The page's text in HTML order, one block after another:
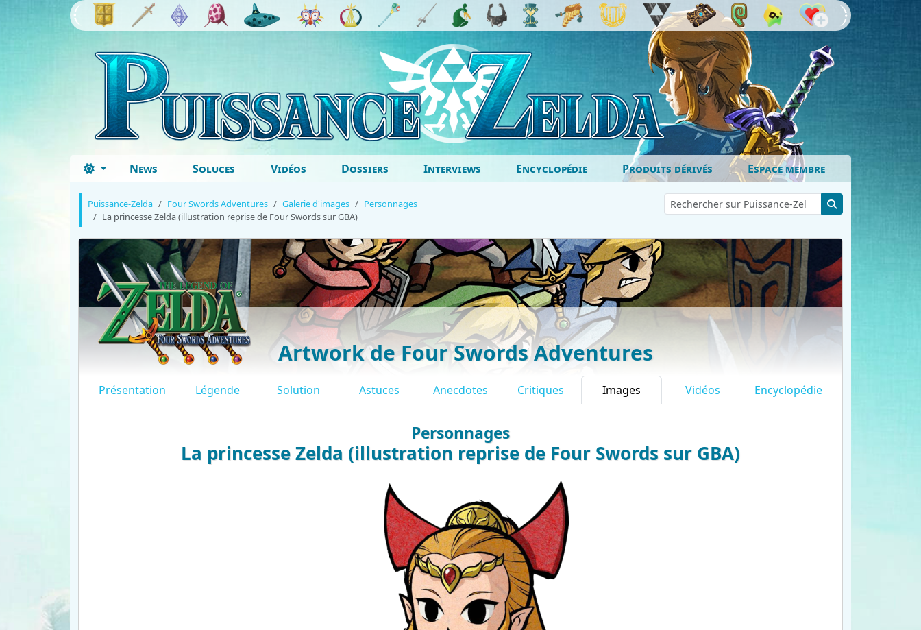
News Soluces Vidéos Dossiers Interviews Encyclopédie Produits dérivés Espace membre
Puissance-Zelda Four Swords Adventures Galerie d'images
Personnages
La princesse Zelda (illustration reprise de Four Swords sur GBA)
Artwork de Four Swords Adventures
Présentation Légende Solution Astuces Anecdotes Critiques Images Vidéos Encyclopédie
Personnages
La princesse Zelda (illustration reprise de Four Swords sur GBA)